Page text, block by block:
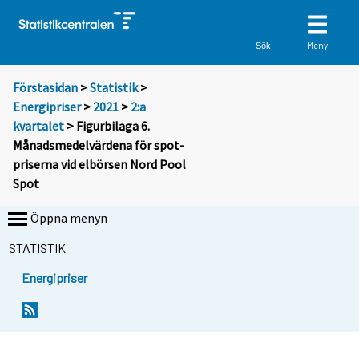
Sök Meny
Förstasidan >Statistik >
Energipriser> 2021 > 2:a
kvartalet > Figurbilaga 6.
Månadsmedelvärdena för spot-
priserna vid elbörsen Nord Pool
Spot
Öppna menyn
STATISTIK
Energipriser